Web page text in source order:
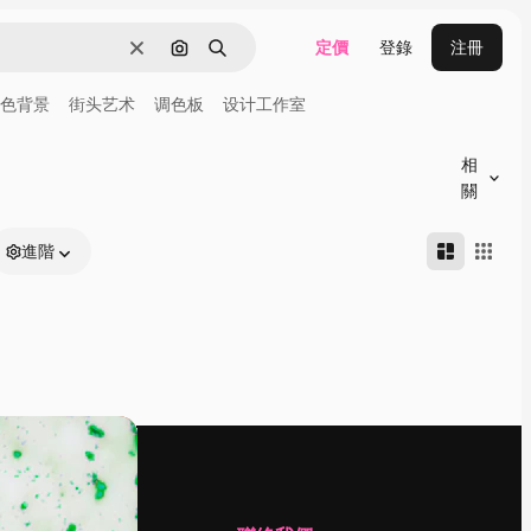
清除 通過圖像搜索
搜尋 定價 登錄 注冊
背景 街头艺术 调色板 设计工作室
相
關
進階